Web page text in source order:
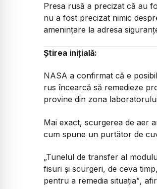
Presa rusă a precizat că au
nu a fost precizat nimic
amenințare la adresa
Știrea inițială:
NASA a confirmat că e
rus încearcă să remedieze
provine din zona
Mai exact, scurgerea de aer
cum spune un purtător de
„Tunelul de transfer al
fisuri și scurgeri, de ceva
pentru a remedia situația”,